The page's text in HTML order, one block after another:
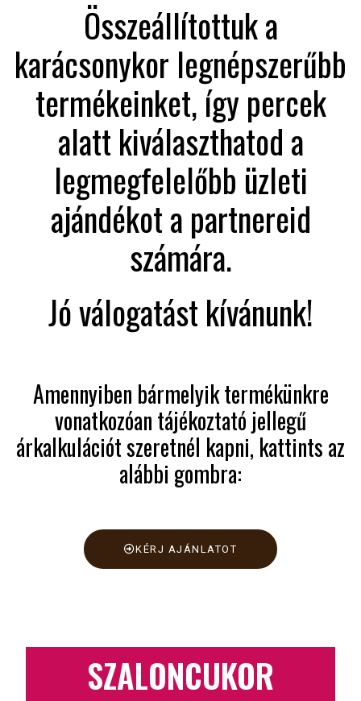
Összeállítottuk a
karácsonykor legnépszerűbb
termékeinket, így percek
alatt kiválaszthatod a
legmegfelelőbb üzleti
ajándékot a partnereid
számára.
Jó válogatást kívánunk!
Amennyiben bármelyik termékünkre
vonatkozóan tájékoztató jellegű
árkalkulációt szeretnél kapni, kattints az
alábbi gombra:
KÉRJ AJÁNLATOT
SZALONCUKOR